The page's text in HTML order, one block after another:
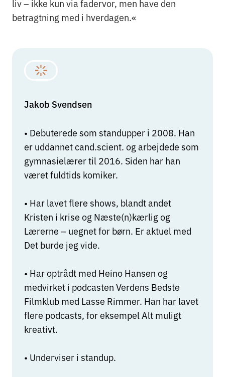
liv – ikke kun via fadervor, men have den
betragtning med i hverdagen.«
Jakob Svendsen
• Debuterede som standupper i 2008. Han
er uddannet cand.scient. og arbejdede som
gymnasielærer til 2016. Siden har han
været fuldtids komiker.
• Har lavet flere shows, blandt andet
Kristen i krise og Næste(n)kærlig og
Lærerne – uegnet for børn. Er aktuel med
Det burde jeg vide.
• Har optrådt med Heino Hansen og
medvirket i podcasten Verdens Bedste
Filmklub med Lasse Rimmer. Han har lavet
flere podcasts, for eksempel Alt muligt
kreativt.
• Underviser i standup.